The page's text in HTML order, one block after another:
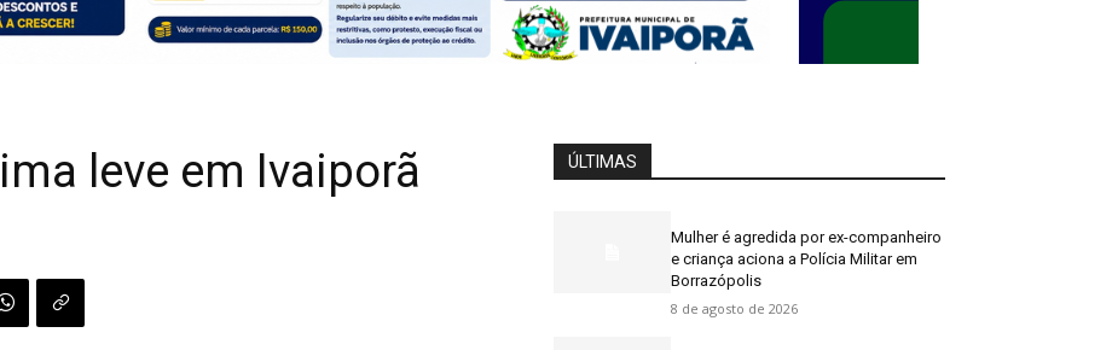
leve em Ivaiporã ÚLTIMAS
Mulher é agredida por ex-companheiro
e criança aciona a Polícia Militar em
Borrazópolis
8 de agosto de 2026